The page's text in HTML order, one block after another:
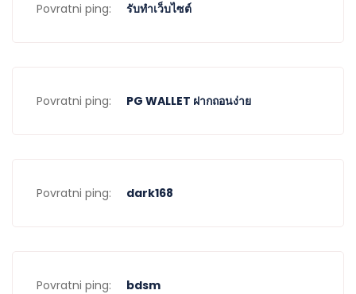
Povratni ping: รับทำเว็บไซต์
Povratni ping: PG WALLET ฝากถอนง่าย
Povratni ping: dark168
Povratni ping: bdsm